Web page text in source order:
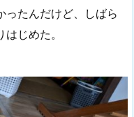
ったんだけど、しばら
じめた。